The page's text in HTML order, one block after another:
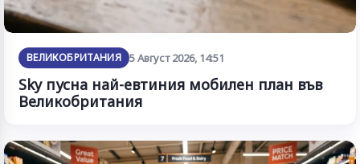
ВЕЛИКОБРИТАНИЯ 5 Август 2026, 14:51
Sky пусна най-евтиния мобилен план във
Великобритания